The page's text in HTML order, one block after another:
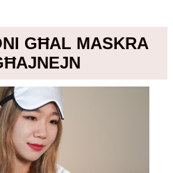
GĦAL MASKRA